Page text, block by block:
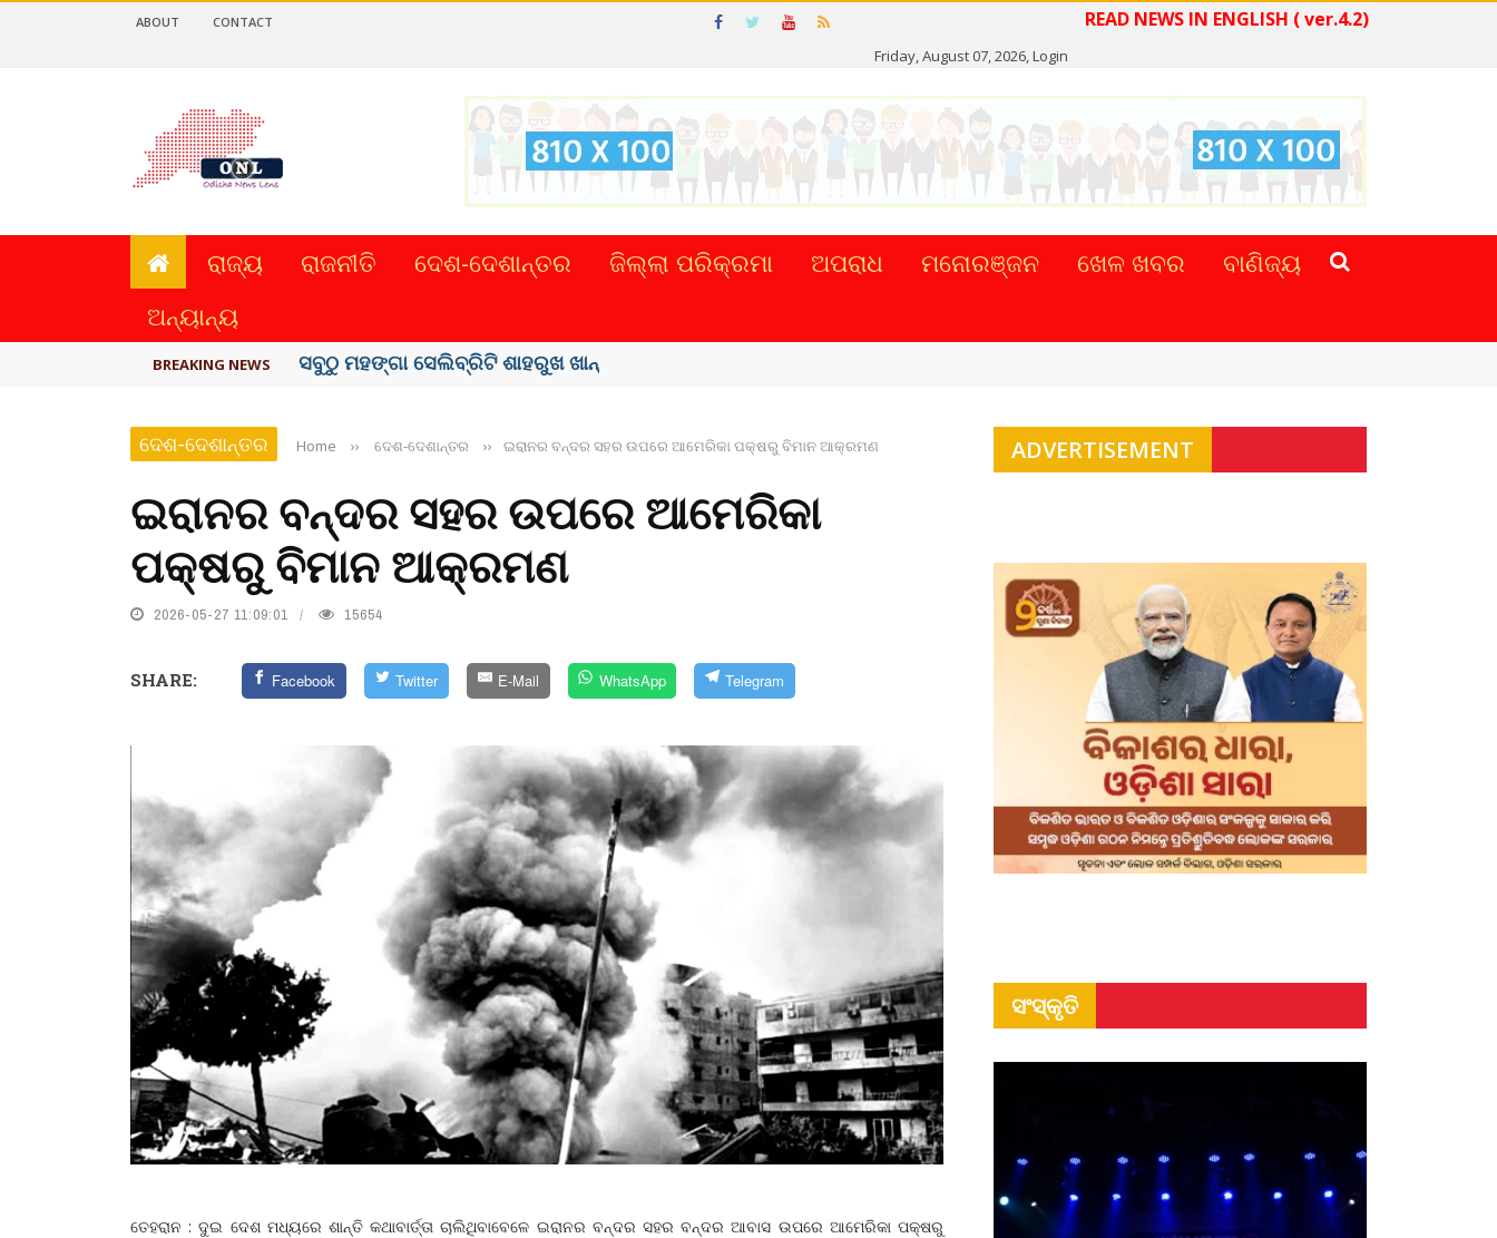
READ NEWS IN ENGLISH ( ver.4.2)
Friday, August 07, 2026,Login
ABOUT CONTACT
ରାଜ୍ୟ ରାଜନୀତି ଦେଶ-ଦେଶାନ୍ତର ଜିଲ୍ଲା ପରିକ୍ରମା ଅପରାଧ ମନୋରଞ୍ଜନ ଖେଳ ଖବର
ବାଣିଜ୍ୟ
ଅନ୍ୟାନ୍ୟ
BREAKING NEWS ବିଏସ୍‌ପିର ବିଧାୟକ ଉମା ଶଙ୍କର ସିଂହଙ୍କ ...
ଦେଶ-ଦେଶାନ୍ତର Home ›› ଦେଶ-ଦେଶାନ୍ତର ›› ଇରାନର ବନ୍ଦର ସହର ଉପରେ ଆମେରିକା ପକ୍ଷରୁ ବିମାନ ଆକ୍ରମଣ
ଇରାନର ବନ୍ଦର ସହର ଉପରେ ଆମେରିକା
ପକ୍ଷରୁ ବିମାନ ଆକ୍ରମଣ
2026-05-27 11:09:01 15654
SHARE: Facebook Twitter E-Mail WhatsApp Telegram
ତେହରାନ : ଦୁଇ ଦେଶ ମଧ୍ୟରେ ଶାନ୍ତି କଥାବାର୍ତ୍ତା ଚାଲିଥିବାବେଳେ ଇରାନର ବନ୍ଦର ସହର ବନ୍ଦର ଆବାସ ଉପରେ ଆମେରିକା ପକ୍ଷରୁ
ADVERTISEMENT
ସଂସ୍କୃତି